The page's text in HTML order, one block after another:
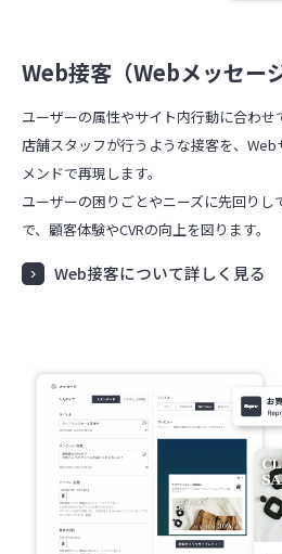
Web接客（Webメッセージ
ユーザーの属性やサイト内行動に合わせ
店舗スタッフが行うような接客を、
メンドで再現します。
ユーザーの困りごとやニーズに先回り
で、顧客体験やCVRの向上を図ります。
Web接客について詳しく見る